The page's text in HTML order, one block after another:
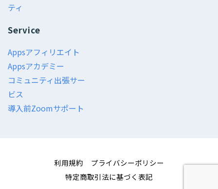
ティ
Service
Appsアフィリエイト
Appsアカデミー
コミュニティ出張サー
ビス
導入前Zoomサポート
利用規約
プライバシーポリシー
特定商取引法に基づく表記